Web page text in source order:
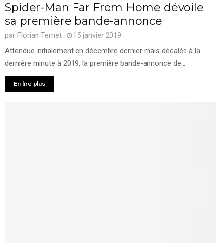
Spider-Man Far From Home dévoile
sa première bande-annonce
par Florian Ternet
15 janvier 2019
Attendue initialement en décembre dernier mais décalée à la
dernière minute à 2019, la première bande-annonce de...
En lire plus